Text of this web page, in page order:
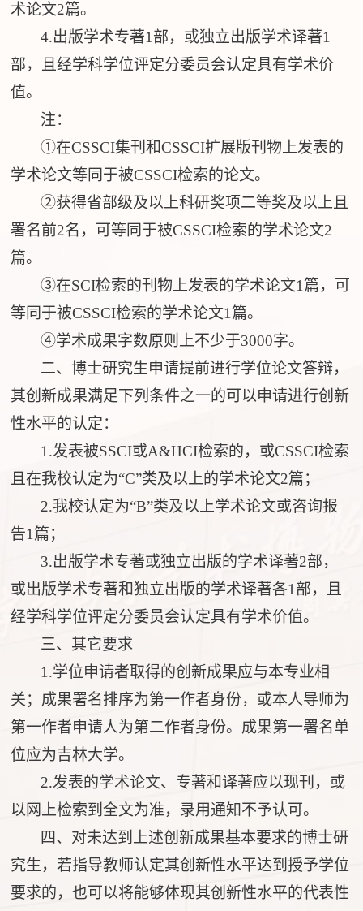
术论文2篇。
4.出版学术专著1部，或独立出版学术译著1
部，且经学科学位评定分委员会认定具有学术价
值。
注：
①在CSSCI集刊和CSSCI扩展版刊物上发表的
学术论文等同于被CSSCI检索的论文。
②获得省部级及以上科研奖项二等奖及以上且
署名前2名，可等同于被CSSCI检索的学术论文2
篇。
③在SCI检索的刊物上发表的学术论文1篇，可
等同于被CSSCI检索的学术论文1篇。
④学术成果字数原则上不少于3000字。
二、博士研究生申请提前进行学位论文答辩，
其创新成果满足下列条件之一的可以申请进行创新
性水平的认定：
1.发表被SSCI或A&HCI检索的，或CSSCI检索
且在我校认定为“C”类及以上的学术论文2篇 ；
2.我校认定为“B”类及以上学术论文或咨询报
告1篇 ；
3.出版学术专著或独立出版的学术译著2部，
或出版学术专著和独立出版的学术译著各1部，且
经学科学位评定分委员会认定具有学术价值。
三、其它要求
1.学位申请者取得的创新成果应与本专业相
关； 成果署名排序为第一作者身份，或本人导师为
第一作者申请人为第二作者身份。成果第一署名单
位应为吉林大学。
2.发表的学术论文、专著和译著应以现刊 ， 或
以网上检索到全文为准，录用通知不予认可。
四、对未达到上述创新成果基本要求的博士研
究生，若指导教师认定其创新性水平达到授予学位
要求的，也可以将能够体现其创新性水平的代表性